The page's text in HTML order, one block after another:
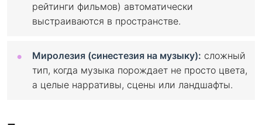
рейтинги фильмов) автоматически
выстраиваются в пространстве.
Миролезия (синестезия на музыку): сложный
тип, когда музыка порождает не просто цвета,
а целые нарративы, сцены или ландшафты.